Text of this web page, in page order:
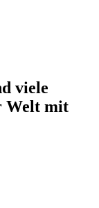
viele
Welt mit